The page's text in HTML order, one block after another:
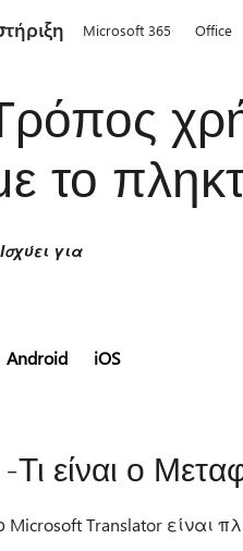
Microsoft 365 Office
το
Ισχύει για
Android iOS
-Τι είναι ο
Microsoft Translator είναι